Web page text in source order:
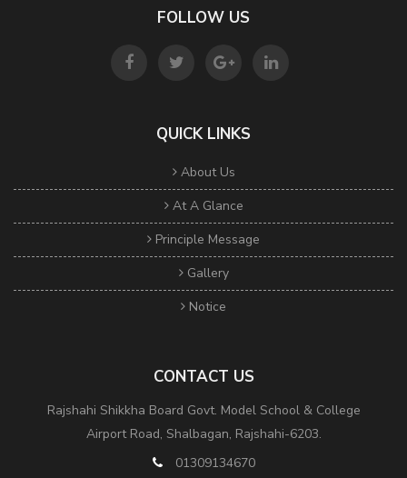
FOLLOW US
QUICK LINKS
About Us
At A Glance
Principle Message
Gallery
Notice
CONTACT US
Rajshahi Shikkha Board Govt. Model School & College
Airport Road, Shalbagan, Rajshahi-6203.
01309134670